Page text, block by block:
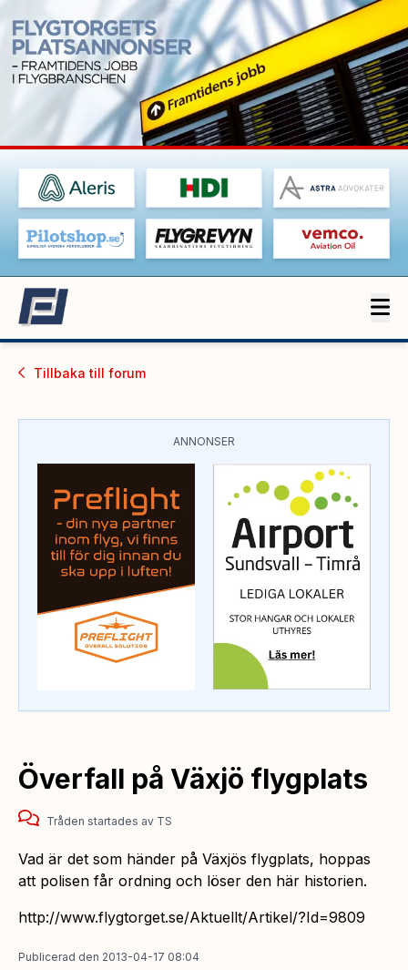
Tillbaka till forum
ANNONSER
Överfall på Växjö flygplats
Tråden startades av TS
Vad är det som händer på Växjös flygplats, hoppas
att polisen får ordning och löser den här historien.
http://www.flygtorget.se/Aktuellt/Artikel/?Id=9809
Publicerad den 2013-04-17 08:04